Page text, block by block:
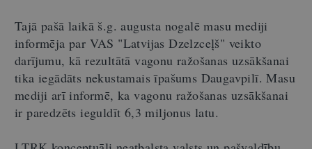
Tajā pašā laikā š.g. augusta nogalē masu mediji
informēja par VAS "Latvijas Dzelzceļš" veikto
darījumu, kā rezultātā vagonu ražošanas uzsākšanai
tika iegādāts nekustamais īpašums Daugavpilī. Masu
mediji arī informē, ka vagonu ražošanas uzsākšanai
ir paredzēts ieguldīt 6,3 miljonus latu.